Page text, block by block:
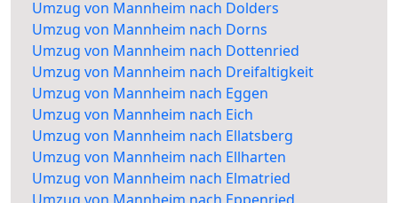
Umzug von Mannheim nach Dolders
Umzug von Mannheim nach Dorns
Umzug von Mannheim nach Dottenried
Umzug von Mannheim nach Dreifaltigkeit
Umzug von Mannheim nach Eggen
Umzug von Mannheim nach Eich
Umzug von Mannheim nach Ellatsberg
Umzug von Mannheim nach Ellharten
Umzug von Mannheim nach Elmatried